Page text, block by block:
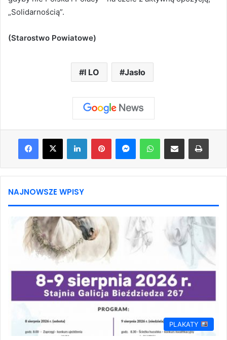
„Solidarnością”.
(Starostwo Powiatowe)
I LO Jasło
Facebook
X LinkedInPinterestMessengerWhatsAppShare via Email Print
NAJNOWSZE WPISY
PLAKATY